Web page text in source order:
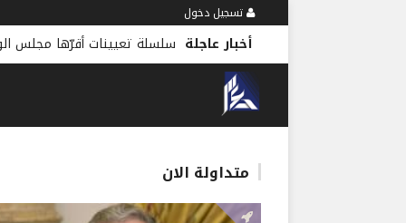
تسجيل دخول
أخبار عاجلة سلسلة تعيينات أقرّها مجلس
متداولة الان